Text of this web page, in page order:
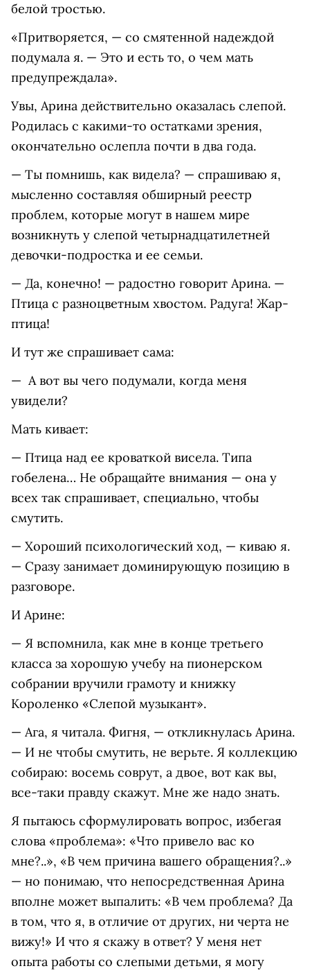
белой тростью.
«Притворяется, — со смятенной надеждой
подумала я. — Это и есть то, о чем мать
предупреждала».
Увы, Арина действительно оказалась слепой.
Родилась с какими-то остатками зрения,
окончательно ослепла почти в два года.
— Ты помнишь, как видела? — спрашиваю я,
мысленно составляя обширный реестр
проблем, которые могут в нашем мире
возникнуть у слепой четырнадцатилетней
девочки-подростка и ее семьи.
— Да, конечно! — радостно говорит Арина. —
Птица с разноцветным хвостом. Радуга! Жар-
птица!
И тут же спрашивает сама:
— А вот вы чего подумали, когда меня
увидели?
Мать кивает:
— Птица над ее кроваткой висела. Типа
гобелена… Не обращайте внимания — она у
всех так спрашивает, специально, чтобы
смутить.
— Хороший психологический ход, — киваю я.
— Сразу занимает доминирующую позицию в
разговоре.
И Арине:
— Я вспомнила, как мне в конце третьего
класса за хорошую учебу на пионерском
собрании вручили грамоту и книжку
Короленко «Слепой музыкант».
— Ага, я читала. Фигня, — откликнулась Арина.
— И не чтобы смутить, не верьте. Я коллекцию
собираю: восемь соврут, а двое, вот как вы,
все-таки правду скажут. Мне же надо знать.
Я пытаюсь сформулировать вопрос, избегая
слова «проблема»: «Что привело вас ко
мне?..», «В чем причина вашего обращения?..»
— но понимаю, что непосредственная Арина
вполне может выпалить: «В чем проблема? Да
в том, что я, в отличие от других, ни черта не
вижу!» И что я скажу в ответ? У меня нет
опыта работы со слепыми детьми, я могу